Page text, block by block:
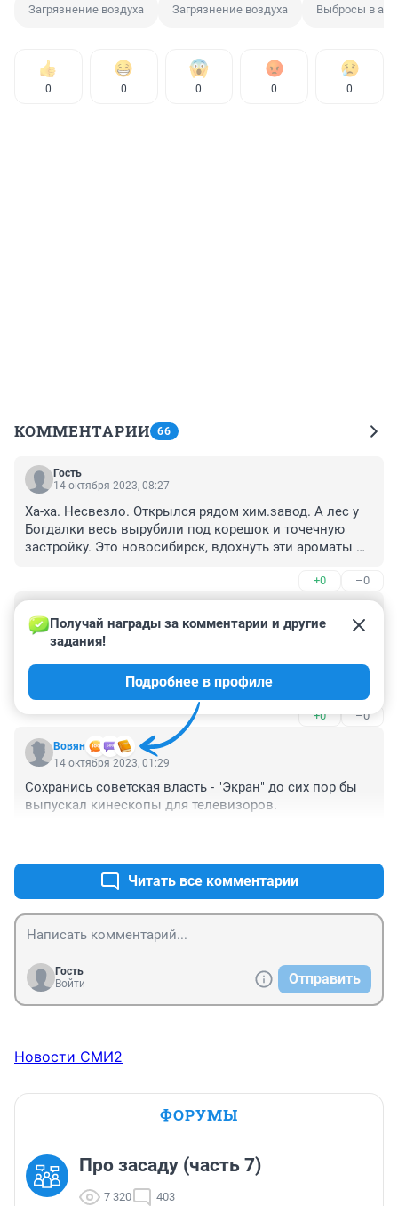
Загрязнение воздуха Загрязнение воздуха Выбросы в
0 0 0 0 0
КОММЕНТАРИИ 66
Гость
14 октября 2023, 08:27
Ха-ха. Несвезло. Открылся рядом хим.завод. А лес у
Богдалки весь вырубили под корешок и точечную
застройку. Это новосибирск, вдохнуть эти ароматы
конкретные бабки платят, десятки миллионов иногда,
если недвижимость большая и в Заельцовском
районе.
+0 –0
14 октября 2023, 04:44
Думаю это начало компании за застройку территории
завода новым ЖК.
При этом используют детей. Бастрыкин не хочет
поинтересоваться, почему детей втягивают в эти
некрасивые взрослые дела, конкретными семьями?
+0 –0
Вовян
Получай награды за комментарии и другие
задания!
Подробнее в профиле
14 октября 2023, 01:29
Сохранись советская власть - "Экран" до сих пор бы
выпускал кинескопы для телевизоров.
Читать все комментарии
Гость
Войти
Отправить
Новости СМИ2
ФОРУМЫ
Про засаду (часть 7)
7 320 403